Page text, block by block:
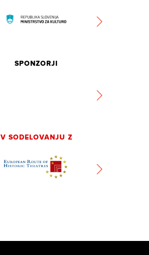
SPONZORJI
V SODELOVANJU Z